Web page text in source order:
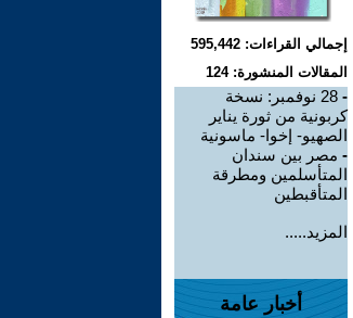
إجمالي القراءات: 595,442
المقالات المنشورة: 124
-
28 نوفمبر: نسخة
كربونية من ثورة يناير
الصهيو- إخوا- ماسونية
- مصر بين سندان
المتأسلمين ومطرقة
المتأقبطين
المزيد.....
أخبار عامة